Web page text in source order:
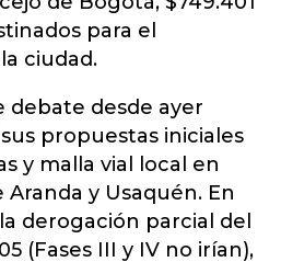
para el
ciudad.
debate desde ayer
propuestas iniciales
y malla vial local en
y Usaquén. En
derogación parcial del
(Fases III y IV no irían),